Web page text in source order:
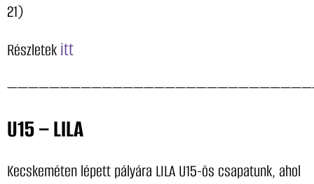
21)
Részletekitt
U15 – LILA
Kecskeméten lépett pályára LILA U15-ös csapatunk, ahol